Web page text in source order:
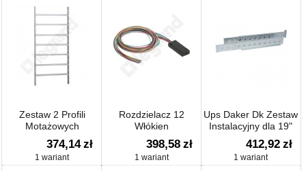
Zestaw 2 Profili
Motażowych
Wysokość 1200
374,14 zł
1 wariant
Rozdzielacz 12
Włókien
398,58 zł
1 wariant
Ups Daker Dk Zestaw
Instalacyjny dla 19"
Rack
412,92 zł
1 wariant